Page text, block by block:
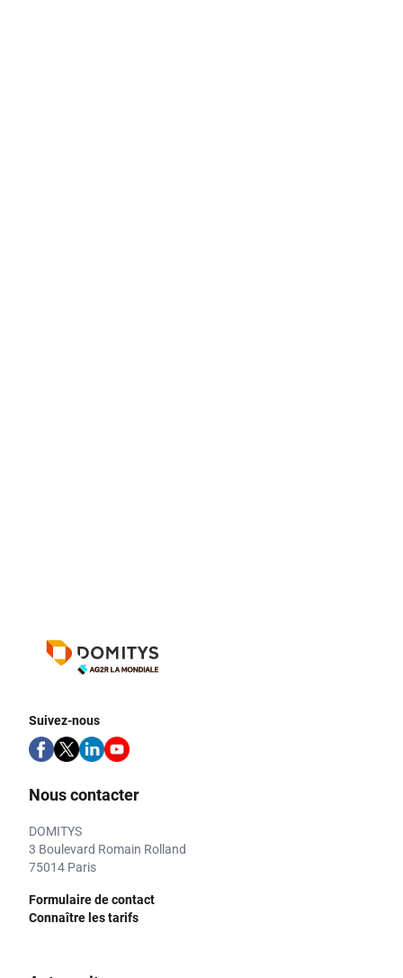
Suivez-nous
Nous contacter
DOMITYS
3 Boulevard Romain Rolland
75014 Paris
Formulaire de contact
Connaître les tarifs